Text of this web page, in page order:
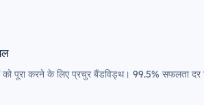
को पूरा करने के लिए प्रचुर बैंडविड्थ। 99.5% सफलता दर